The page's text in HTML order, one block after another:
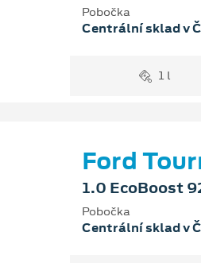
Pobočka
Centrální sklad v
1 l
Ford
1.0 EcoBoost
Pobočka
Centrální sklad v